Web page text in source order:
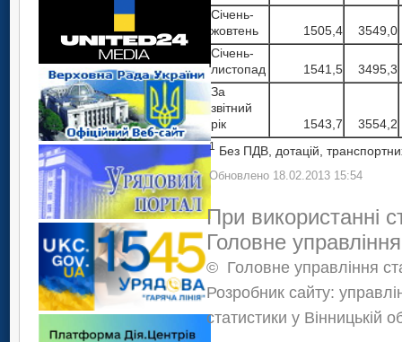
Січень-
жовтень
1505,4
3549,0
Січень-
листопад
1541,5
3495,3
За
звітний
рік
1543,7 3554,2
1 Без ПДВ, дотацій,
Обновлено 18.02.2013 15:54
При використанні
Головне
© Головне управління
Розробник сайту:
статистики у Вінницькій